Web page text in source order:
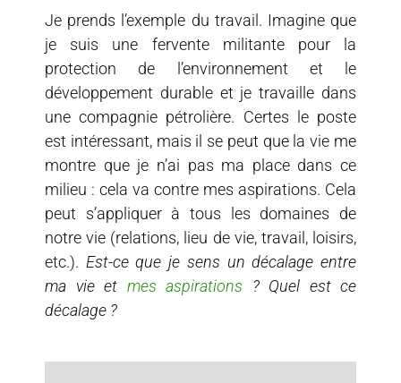
Je prends l’exemple du travail. Imagine que
je suis une fervente militante pour la
protection de l’environnement et le
développement durable et je travaille dans
une compagnie pétrolière. Certes le poste
est intéressant, mais il se peut que la vie me
montre que je n’ai pas ma place dans ce
milieu : cela va contre mes aspirations. Cela
peut s’appliquer à tous les domaines de
notre vie (relations, lieu de vie, travail, loisirs,
etc.). Est-ce que je sens un décalage entre
ma vie et mes aspirations ? Quel est ce
décalage ?